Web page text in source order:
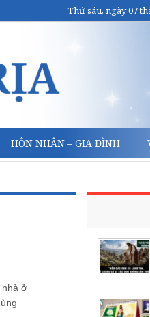
Thứ sáu, ngày 07
HÔN NHÂN – GIA ĐÌNH
nhà ở